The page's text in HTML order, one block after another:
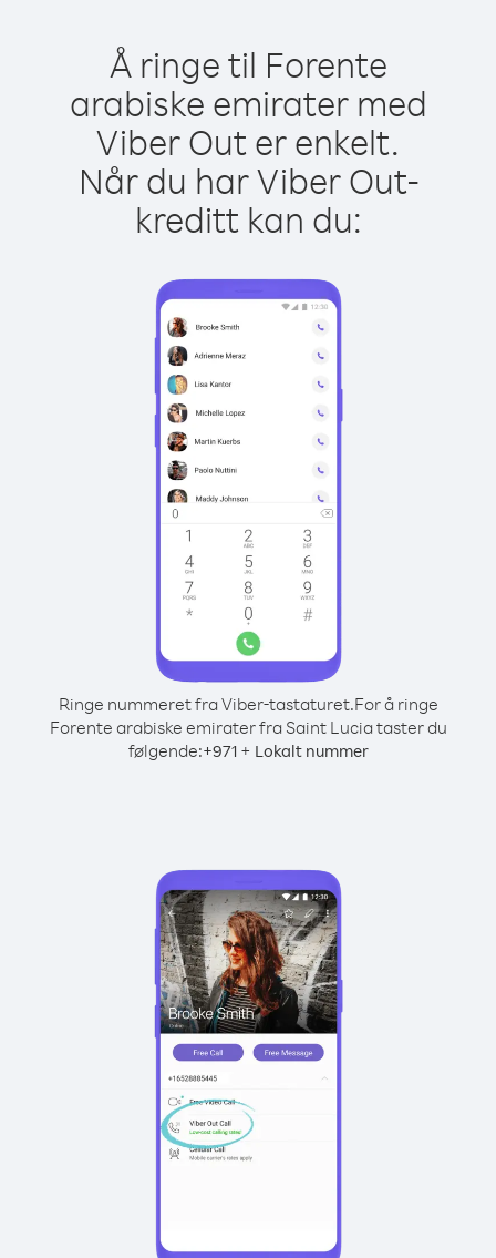
Å ringe til Forente
arabiske emirater med
Viber Out er enkelt.
Når du har Viber Out-
kreditt kan du:
Ringe nummeret fra Viber-tastaturet.For å ringe
Forente arabiske emirater fra Saint Lucia taster du
følgende:+971+ Lokalt nummer